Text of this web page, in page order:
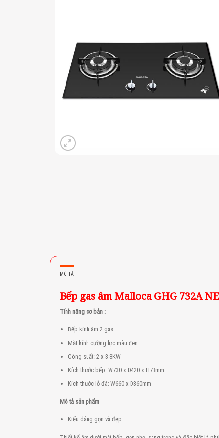
MÔ TẢ
Bếp gas âm Malloca GHG 732A
Tính năng cơ bản :
Bếp kính âm 2 gas
Mặt kính cường lực màu đen
Công suất: 2 x 3.8KW
Kích thước bếp: W730 x D420 x H73mm
Kích thước lỗ đá: W660 x D360mm
Mô tả sản phẩm
Kiểu dáng gọn và đẹp